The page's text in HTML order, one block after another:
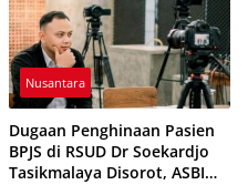
Nusantara
Dugaan Penghinaan Pasien
BPJS di RSUD Dr Soekardjo
Tasikmalaya Disorot, ASBI